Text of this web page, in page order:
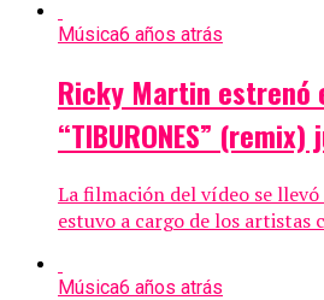
Música6 años atrás
Ricky Martin estrenó
“TIBURONES”
La filmación del vídeo se llevó
estuvo a cargo de los artistas
Música6 años atrás